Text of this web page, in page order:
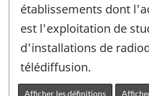
établissements dont
est l'exploitation de
d'installations de
télédiffusion.
Afficher les définitions